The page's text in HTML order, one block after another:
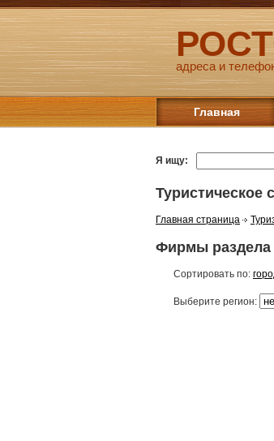
адреса и
Главная
Я ищу:
Туристическое
Главная страница
Фирмы раздела
Сортировать по:
Выберите регион: